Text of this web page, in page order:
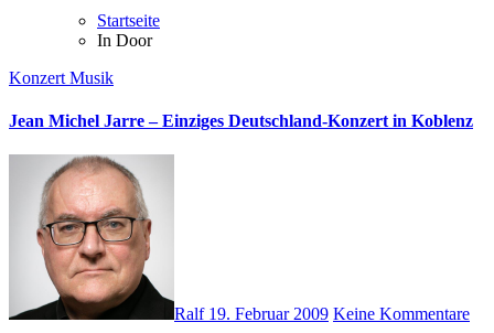
Startseite
In Door
Konzert Musik
Jean Michel Jarre – Einziges Deutschland-Konzert in Koblenz
Ralf 19. Februar 2009 Keine Kommentare